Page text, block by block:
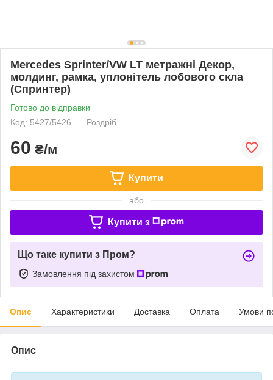
Mercedes Sprinter/VW LT метражні Декор,
молдинг, рамка, уплонітель лобового скла
(Спринтер)
Готово до відправки
Код: 5427/5426
Роздріб
60 ₴/м
Купити
або
Купити з
Що таке купити з Пром?
Замовлення під захистом
Опис Характеристики Доставка Оплата Умови
Опис